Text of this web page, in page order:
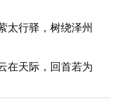
太行驿，树绕泽州
在天际，回首若为